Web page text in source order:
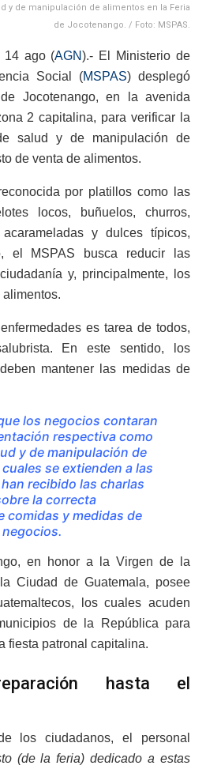
y de manipulación de alimentos en la Feria
de Jocotenango. / Foto: MSPAS.
14 ago (AGN).- El Ministerio de
Social (MSPAS) desplegó
Jocotenango, en la avenida
2 capitalina, para verificar la
salud y de manipulación de
de venta de alimentos.
por platillos como las
locos, buñuelos, churros,
y dulces típicos,
el MSPAS busca reducir las
y, principalmente, los
es tarea de todos,
En este sentido, los
mantener las medidas de
los negocios contaran
respectiva como
y de manipulación de
se extienden a las
recibido las charlas
la correcta
comidas y medidas de
en honor a la Virgen de la
Ciudad de Guatemala, posee
los cuales acuden
de la República para
fiesta patronal capitalina.
hasta el
los ciudadanos, el personal
(de la feria) dedicado a estas